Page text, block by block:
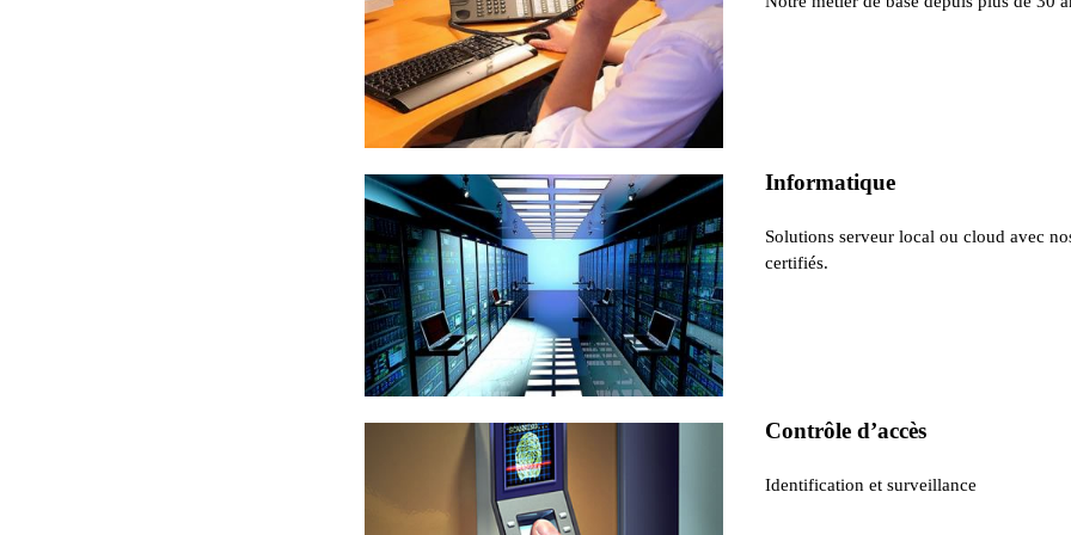
Informatique
Solutions serveur local ou cloud avec
certifiés.
Contrôle d’accès
Identification et surveillance